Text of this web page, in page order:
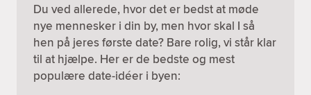
Du ved allerede, hvor det er bedst at møde
nye mennesker i din by, men hvor skal I så
hen på jeres første date? Bare rolig, vi står klar
til at hjælpe. Her er de bedste og mest
populære date-idéer i byen: